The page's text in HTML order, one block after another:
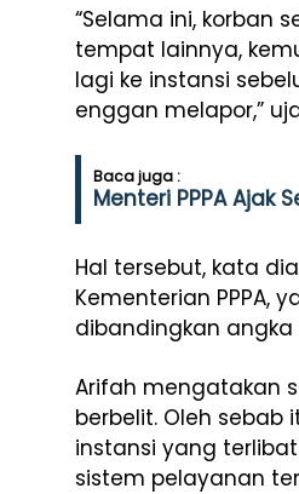
“Selama ini, korban
tempat lainnya,
lagi ke instansi
enggan melapor,”
Baca juga :
Menteri PPPA Ajak
Hal tersebut, kata
Kementerian PPPA,
dibandingkan
Arifah mengatakan
berbelit. Oleh sebab
instansi yang
sistem pelayanan